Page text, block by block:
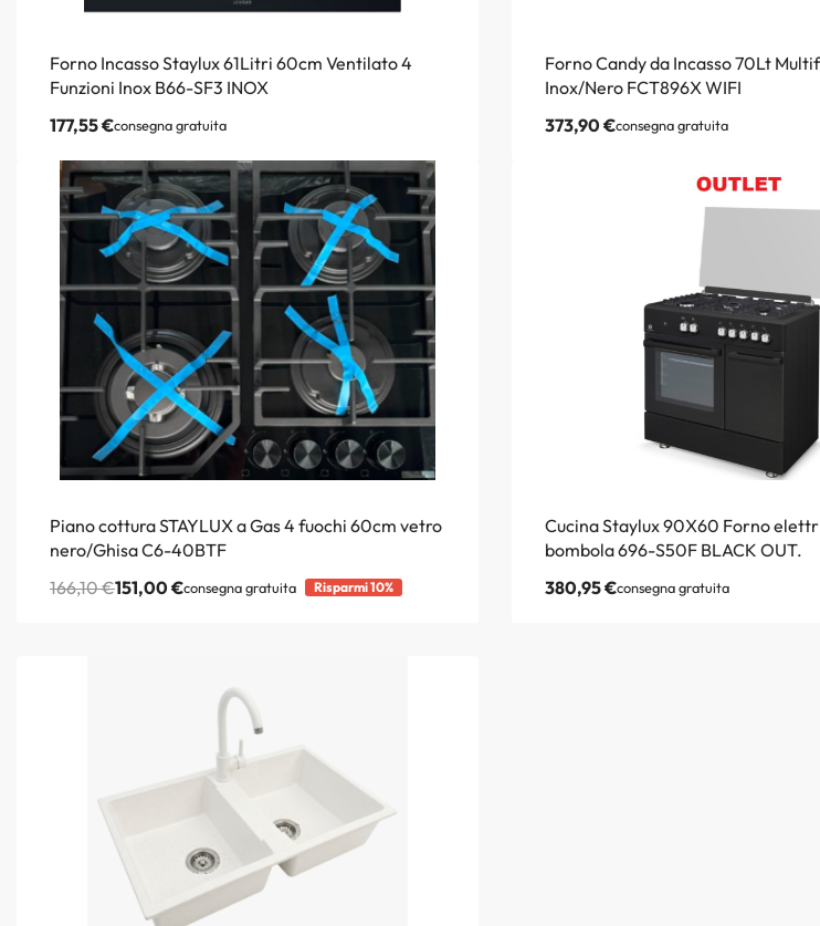
Forno Incasso Staylux 61Litri 60cm Ventilato 4
Funzioni Inox B66-SF3 INOX
177,55€consegna gratuita
Forno Candy da Incasso 70Lt
Inox/Nero FCT896X WIFI
373,90€consegna gratuita
Piano cottura STAYLUX a Gas 4 fuochi 60cm vetro
nero/Ghisa C6-40BTF
166,10€151,00€consegna gratuita Risparmi 10%
Cucina Staylux 90X60 Forno
bombola 696-S50F BLACK OUT.
380,95€consegna gratuita